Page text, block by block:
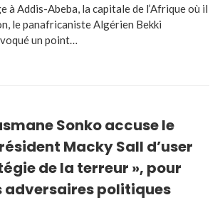
à Addis-Abeba, la capitale de l’Afrique où il
le panafricaniste Algérien Bekki
un point…
Sonko accuse le
Macky Sall d’user
de la terreur », pour
adversaires politiques